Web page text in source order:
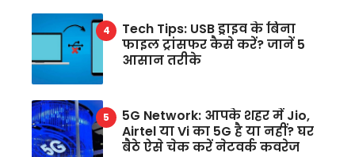
Tech Tips: USB ड्राइव के बिना
फाइल ट्रांसफर कैसे करें? जानें 5
आसान तरीके
5G Network: आपके शहर में Jio,
Airtel या Vi का 5G है या नहीं? घर
बैठे ऐसे चेक करें नेटवर्क कवरेज